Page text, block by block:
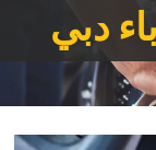
دبي